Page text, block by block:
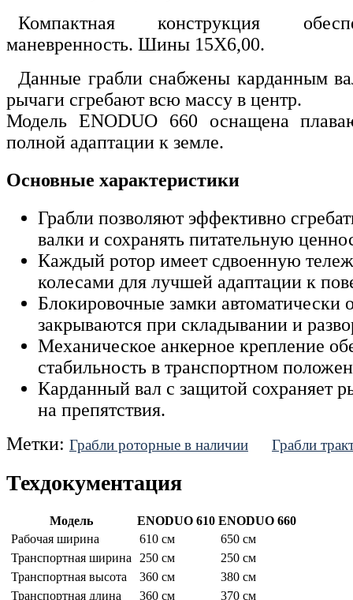
Компактная конструкция
маневренность. Шины 15Х6,00.
Данные грабли снабжены карданным
рычаги сгребают всю массу в центр.
Модель ENODUO 660 оснащена
полной адаптации к земле.
Основные характеристики
Грабли позволяют эффективно
валки и сохранять питательную
Каждый ротор имеет сдвоенную
колесами для лучшей адаптации к
Блокировочные замки автоматически
закрываются при складывании и
Механическое анкерное крепление
стабильность в транспортном
Карданный вал с защитой сохраняет
на препятствия.
Метки: Грабли роторные в наличии Грабли
Техдокументация
Модель ENODUO 610 ENODUO 660
Рабочая ширина
610 см
650 см
Транспортная ширина
250 см
250 см
Транспортная высота
360 см
380 см
Транспортная длина
360 см
370 см